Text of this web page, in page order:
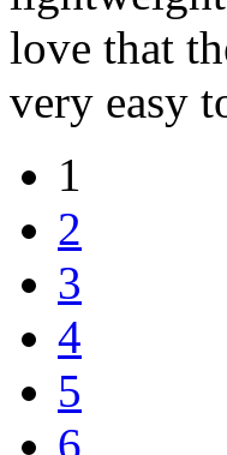
love that
very easy
1
2
3
4
5